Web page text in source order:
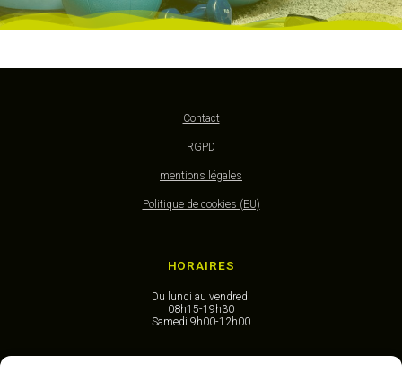
Contact
RGPD
mentions légales
Politique de cookies (EU)
HORAIRES
Du lundi au vendredi
08h15-19h30
Samedi 9h00-12h00